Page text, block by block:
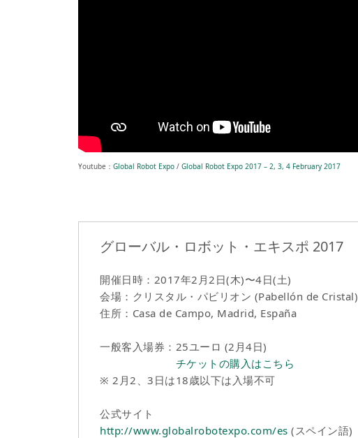
Youtube： Global Robot Expo / Global Robot Expo 2017 – 2, 3, 4 February 2017
グローバル・ロボット・エキスポ 2017
開催日時：2017年2月2日(木)〜4日(土)
会場：クリスタル・パビリオン (Pabellón de Cristal)
住所：Casa de Campo, Madrid, España
一般客入場券：25ユーロ (2月4日)
チケットの購入はこちら
※ 2月2、3日は18歳以下は入場不可
公式サイト
http://www.globalrobotexpo.com/es (スペイン語)